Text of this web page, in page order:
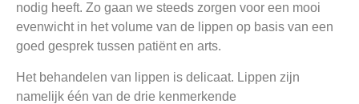
nodig heeft. Zo gaan we steeds zorgen voor een mooi
evenwicht in het volume van de lippen op basis van een
goed gesprek tussen patiënt en arts.
Het behandelen van lippen is delicaat. Lippen zijn
namelijk één van de drie kenmerkende